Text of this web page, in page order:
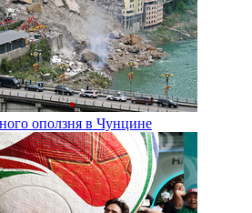
оползня в Чунцине